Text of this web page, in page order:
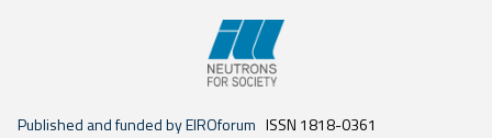
Published and funded by EIROforum ISSN 1818-0361